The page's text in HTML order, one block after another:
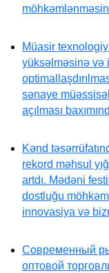
Müasir
yüksəlməsinə və
sənaye
açılması
Kənd
rekord məhsul
artdı. Mədəni
dostluğu
innovasiya və
Современный
оптовой